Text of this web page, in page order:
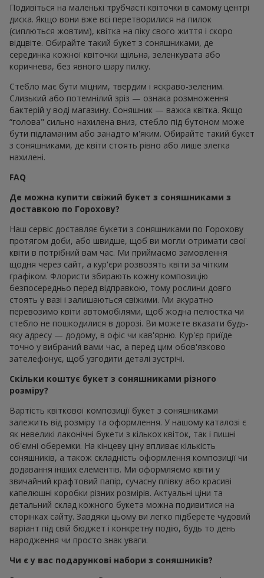
Подивіться на маленькі трубчасті квіточки в самому центрі
диска. Якщо вони вже всі перетворилися на пилок
(сиплються жовтим), квітка на піку свого життя і скоро
відцвіте. Обирайте такий букет з соняшниками, де
серединка кожної квіточки щільна, зеленкувата або
коричнева, без явного шару пилку.
Стебло має бути міцним, твердим і яскраво-зеленим.
Слизький або потемнілий зріз — ознака розмноження
бактерій у воді магазину. Соняшник — важка квітка. Якщо
“голова" сильно нахилена вниз, стебло під бутоном може
бути підламаним або занадто м'яким. Обирайте такий букет
з соняшниками, де квіти стоять рівно або лише злегка
нахилені.
FAQ
Де можна купити свіжий букет з соняшниками з
доставкою по Горохову?
Наш сервіс доставляє букети з соняшниками по Горохову
протягом доби, або швидше, щоб ви могли отримати свої
квіти в потрібний вам час. Ми приймаємо замовлення
щодня через сайт, а кур'єри розвозять квіти за чітким
графіком. Флористи збирають кожну композицію
безпосередньо перед відправкою, тому рослини довго
стоять у вазі і залишаються свіжими. Ми акуратно
перевозимо квіти автомобілями, щоб жодна пелюстка чи
стебло не пошкодилися в дорозі. Ви можете вказати будь-
яку адресу — додому, в офіс чи кав'ярню. Кур'єр приїде
точно у вибраний вами час, а перед цим обов'язково
зателефонує, щоб узгодити деталі зустрічі.
Скільки коштує букет з соняшниками різного
розміру?
Вартість квіткової композиції букет з соняшниками
залежить від розміру та оформлення. У нашому каталозі є
як невеликі лаконічні букети з кількох квіток, так і пишні
об'ємні оберемки. На кінцеву ціну впливає кількість
соняшників, а також складність оформлення композиції чи
додавання інших елементів. Ми оформляємо квіти у
звичайний крафтовий папір, сучасну плівку або красиві
капелюшні коробки різних розмірів. Актуальні ціни та
детальний склад кожного букета можна подивитися на
сторінках сайту. Завдяки цьому ви легко підберете чудовий
варіант під свій бюджет і конкретну подію, будь то день
народження чи просто знак уваги.
Чи є у вас подарункові набори з соняшників?